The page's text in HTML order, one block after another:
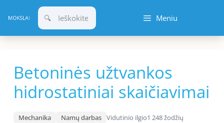
prie
turinio
Meniu
Betoninės užtvankos
hidrostatiniai skaičiavimai
Mechanika Namų darbas Vidutinio ilgio1 248 žodžių